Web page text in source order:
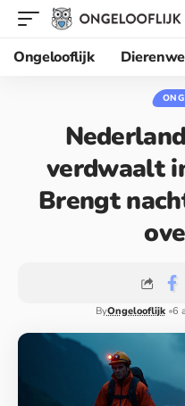
Ongelooflijk
verdwaalt
Brengt
ByOngelooflijk 6